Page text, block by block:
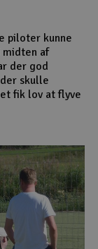
piloter kunne
midten af
der god
skulle
fik lov at flyve